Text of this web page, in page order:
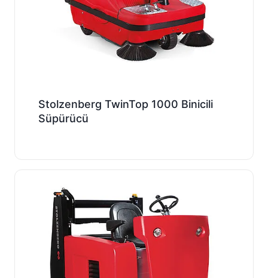
Stolzenberg TwinTop 1000 Binicili
Süpürücü